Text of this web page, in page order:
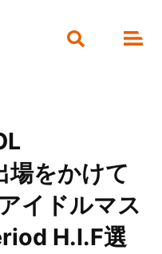
場をかけて
イドルマス
H.I.F選